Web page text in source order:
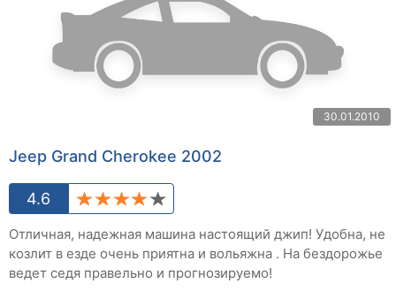
30.01.2010
Jeep Grand Cherokee 2002
4.6
Отличная, надежная машина настоящий джип! Удобна, не
козлит в езде очень приятна и вольяжна . На бездорожье
ведет седя правельно и прогнозируемо!